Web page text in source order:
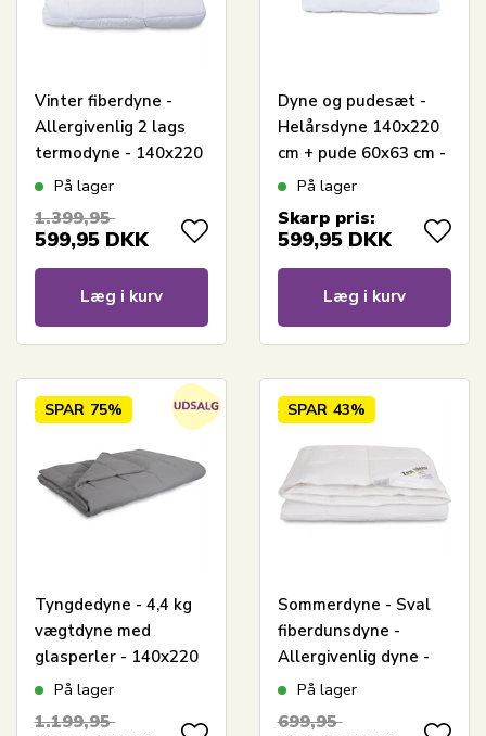
Vinter fiberdyne -
Allergivenlig 2 lags
termodyne - 140x220
cm - Fugt
vinterdyne med
På lager
1.399,95
599,95 DKK
Læg i kurv
Dyne og pudesæt -
Helårsdyne 140x220
cm + pude 60x63 cm -
Fiberdyne - Zen Sleep
pude
På lager
Skarp pris:
599,95 DKK
Læg i kurv
SPAR 75%
Tyngdedyne - 4,4 kg
vægtdyne med
glasperler - 140x220
cm - Zen Sleep dyner
På lager
1.199,95
SPAR 43%
Sommerdyne - Sval
fiberdunsdyne -
Allergivenlig dyne -
150x210 cm - Zen
På lager
699,95